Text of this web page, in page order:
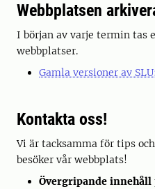
Webbplatsen
I början av varje termin tas
webbplatser.
Gamla versioner av
Kontakta oss!
Vi är tacksamma för tips
besöker vår webbplats!
Övergripande innehåll